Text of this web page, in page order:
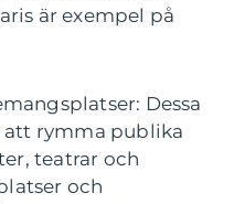
är exempel på
Dessa
rymma publika
teatrar och
och